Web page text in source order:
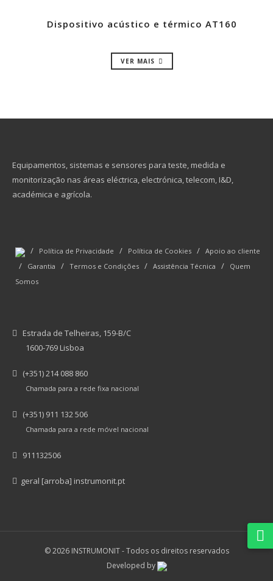
Dispositivo acústico e térmico AT160
VER MAIS
Equipamentos, sistemas e sensores para teste, medida e
monitorização nas áreas eléctrica, electrónica, telecom, I&D,
académica e agrícola.
/ Política de Privacidade / Política de Cookies / Apoio ao cliente
/ Garantia / Termos e Condições / Assistência Técnica /
Quem
Somos
Estrada de Telheiras, 159-B/C
1600-769 Lisboa
(+351) 214 088 860
Chamada para a rede fixa nacional
(+351) 911 132 506
Chamada para a rede móvel nacional
911132506
geral [arroba] instrumonit.pt
© 2026 INSTRUMONIT -Todos os direitos reservados
Developed by